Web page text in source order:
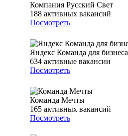
Компания Русский Свет
188 активных вакансий
Посмотреть
Яндекс Команда для бизнеса
634 активные вакансии
Посмотреть
Команда Мечты
165 активных вакансий
Посмотреть